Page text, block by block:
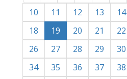
10
11 12 13 14
18
19 (current)
20 21 22
26
27 28 29 30
34
35 36 37 38